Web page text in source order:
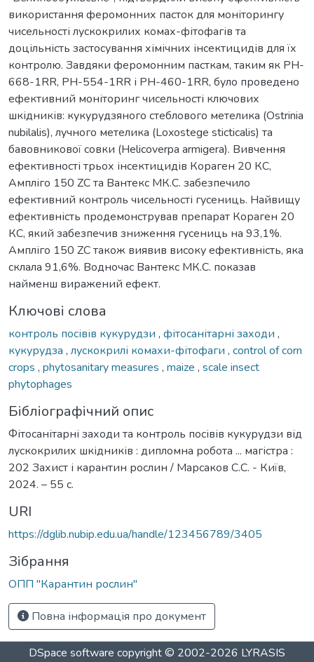
використання феромонних пасток для моніторингу
чисельності лускокрилих комах-фітофагів та
доцільність застосування хімічних інсектицидів для їх
контролю. Завдяки феромонним пасткам, таким як PH-
668-1RR, PH-554-1RR і PH-460-1RR, було проведено
ефективний моніторинг чисельності ключових
шкідників: кукурудзяного стеблового метелика (Ostrinia
nubilalis), лучного метелика (Loxostege sticticalis) та
бавовникової совки (Helicoverpa armigera). Вивчення
ефективності трьох інсектицидів Кораген 20 КС,
Ампліго 150 ZC та Вантекс МК.С. забезпечило
ефективний контроль чисельності гусениць. Найвищу
ефективність продемонстрував препарат Кораген 20
КС, який забезпечив зниження гусениць на 93,1%.
Ампліго 150 ZC також виявив високу ефективність, яка
склала 91,6%. Водночас Вантекс МК.С. показав
найменш виражений ефект.
Ключові слова
контроль посівів кукурудзи , фітосанітарні заходи ,
кукурудза , лускокрилі комахи-фітофаги , control of corn
crops , phytosanitary measures , maize , scale insect
phytophages
Бібліографічний опис
Фітосанітарні заходи та контроль посівів кукурудзи від
лускокрилих шкідників : дипломна робота ... магістра :
202 Захист і карантин рослин / Марсаков С.С. - Київ,
2024. – 55 с.
URI
https://dglib.nubip.edu.ua/handle/123456789/3405
Зібрання
ОПП "Карантин рослин"
Повна інформація про документ
DSpace software copyright © 2002-2026 LYRASIS